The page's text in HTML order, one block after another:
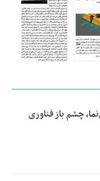
چشم باز فناوری